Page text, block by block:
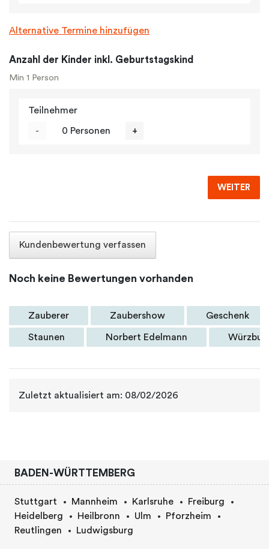
Alternative Termine hinzufügen
Anzahl der Kinder inkl. Geburtstagskind
Min 1 Person
Teilnehmer
- 0 Personen +
WEITER
Kundenbewertung verfassen
Noch keine Bewertungen vorhanden
Zauberer Zaubershow Geschenk
Staunen Norbert Edelmann
Zuletzt aktualisiert am: 08/02/2026
BADEN-WÜRTTEMBERG
Stuttgart Mannheim Karlsruhe
Freiburg
Heidelberg
Heilbronn Ulm
Pforzheim
Reutlingen
Ludwigsburg